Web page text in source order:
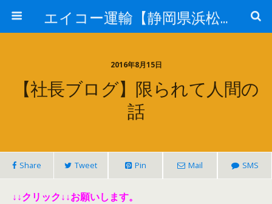
エイコー運輸【静岡県浜松市】
2016年8月15日
【社長ブログ】限られて人間の
話
Share Tweet Pin Mail SMS
↓↓クリック↓↓お願いします。